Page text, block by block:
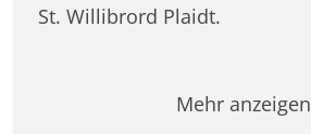
St. Willibrord Plaidt.
Mehr anzeigen